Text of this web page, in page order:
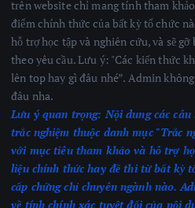
trên website chỉ mang tính tham
điểm chính thức của bất kỳ tổ chức
hỗ trợ học tập và nghiên cứu, và sẽ
theo yêu cầu. Lưu ý: "Các kiến thức
lên top hay gì đâu nhé”. Admin
đâu nha.
Lưu ý quan trọng: Nội dung các
trắc nghiệm thuộc danh mục "Trắc
với mục tiêu tham khảo và hỗ trợ
liệu chính thức hay đề thi từ bất kỳ
cấp chứng chỉ chuyên ngành nào.
về tính chính xác tuyệt đối của nội